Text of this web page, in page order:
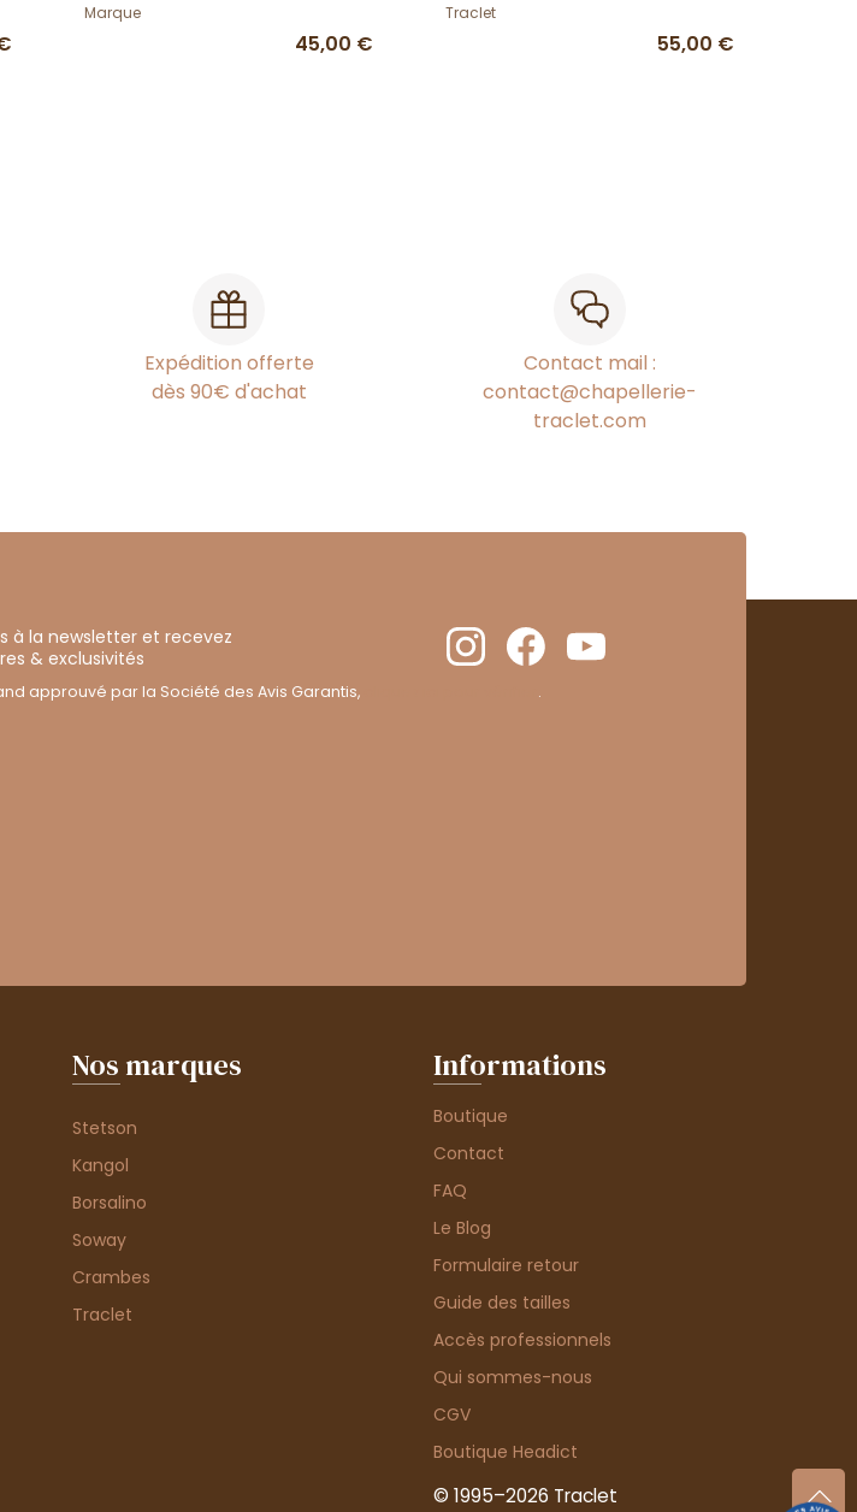
Marque
45,00 €
Traclet
55,00 €
Expédition offerte
dès 90€ d'achat
Contact mail :
contact@chapellerie-
traclet.com
à la newsletter et recevez
& exclusivités
approuvé par la Société des Avis Garantis, .
Nos marques
Stetson
Kangol
Borsalino
Soway
Crambes
Traclet
Informations
Boutique
Contact
FAQ
Le Blog
Formulaire retour
Guide des tailles
Accès professionnels
Qui sommes-nous
CGV
Boutique Headict
© 1995–2026 Traclet